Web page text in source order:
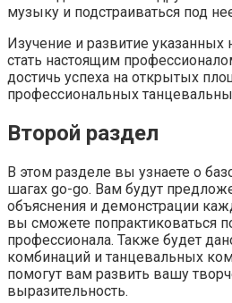
музыку и подстраиваться под
Изучение и развитие
стать настоящим
достичь успеха на открытых
профессиональных
Второй раздел
В этом разделе вы узнаете о
шагах go-go. Вам будут
объяснения и демонстрации
вы сможете попрактиковаться
профессионала. Также будет
комбинаций и танцевальных
помогут вам развить вашу
выразительность.